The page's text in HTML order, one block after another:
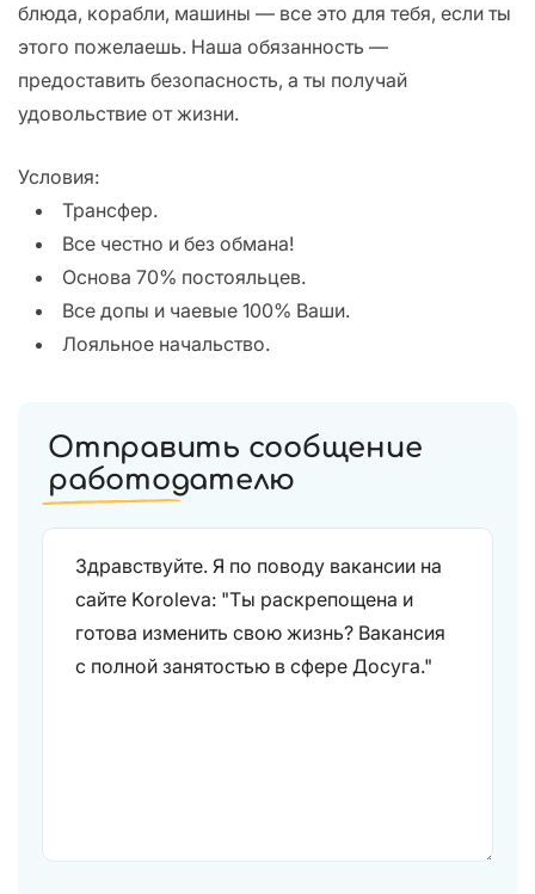
блюда, корабли, машины — все это для тебя, если ты
этого пожелаешь. Наша обязанность —
предоставить безопасность, а ты получай
удовольствие от жизни.
Условия:
Трансфер.
Все честно и без обмана!
Основа 70% постояльцев.
Все допы и чаевые 100% Ваши.
Лояльное начальство.
Отправить сообщение
работодателю